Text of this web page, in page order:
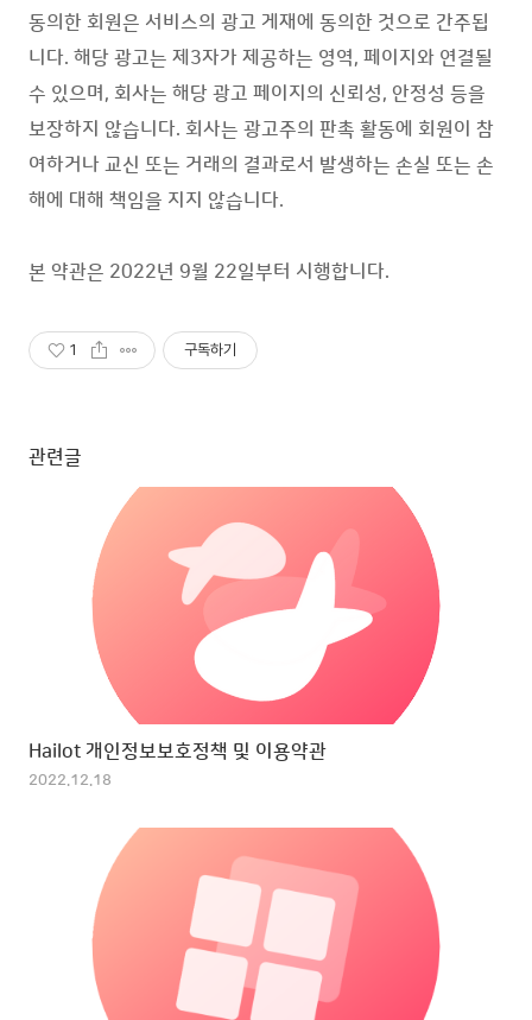
동의한 회원은 서비스의 광고 게재에 동의한 것으로 간주됩
니다. 해당 광고는 제3자가 제공하는 영역, 페이지와 연결될
수 있으며, 회사는 해당 광고 페이지의 신뢰성, 안정성 등을
보장하지 않습니다. 회사는 광고주의 판촉 활동에 회원이 참
여하거나 교신 또는 거래의 결과로서 발생하는 손실 또는 손
해에 대해 책임을 지지 않습니다.
본 약관은 2022년 9월 22일부터 시행합니다.
1 구독하기
관련글
Hailot 개인정보보호정책 및 이용약관
2022.12.18